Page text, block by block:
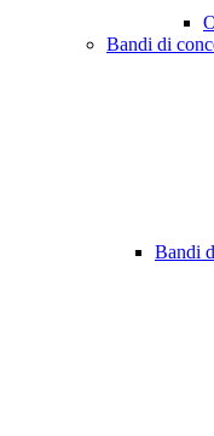
Bandi di
Bandi